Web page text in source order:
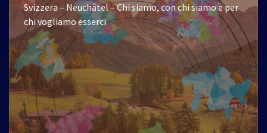
Svizzera – Neuchâtel – Chi siamo, con chi siamo e per
chi vogliamo esserci